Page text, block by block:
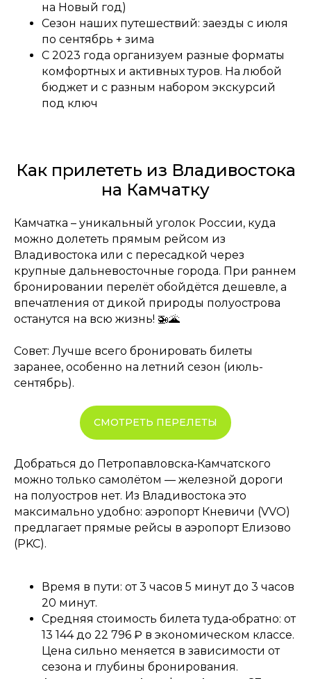
на Новый год)
Сезон наших путешествий: заезды с июля
по сентябрь + зима
С 2023 года организуем разные форматы
комфортных и активных туров. На любой
бюджет и с разным набором экскурсий
под ключ
Как прилететь из Владивостока
на Камчатку
Камчатка – уникальный уголок России, куда
можно долететь прямым рейсом из
Владивостока или с пересадкой через
крупные дальневосточные города. При раннем
бронировании перелёт обойдётся дешевле, а
впечатления от дикой природы полуострова
останутся на всю жизнь! 🚁🌋
Совет: Лучше всего бронировать билеты
заранее, особенно на летний сезон (июль-
сентябрь).
СМОТРЕТЬ ПЕРЕЛЕТЫ
Добраться до Петропавловска‑Камчатского
можно только самолётом — железной дороги
на полуостров нет. Из Владивостока это
максимально удобно: аэропорт Кневичи (VVO)
предлагает прямые рейсы в аэропорт Елизово
(PKC).
Время в пути: от 3 часов 5 минут до 3 часов
20 минут.
Средняя стоимость билета туда‑обратно: от
13 144 до 22 796 ₽ в экономическом классе.
Цена сильно меняется в зависимости от
сезона и глубины бронирования.